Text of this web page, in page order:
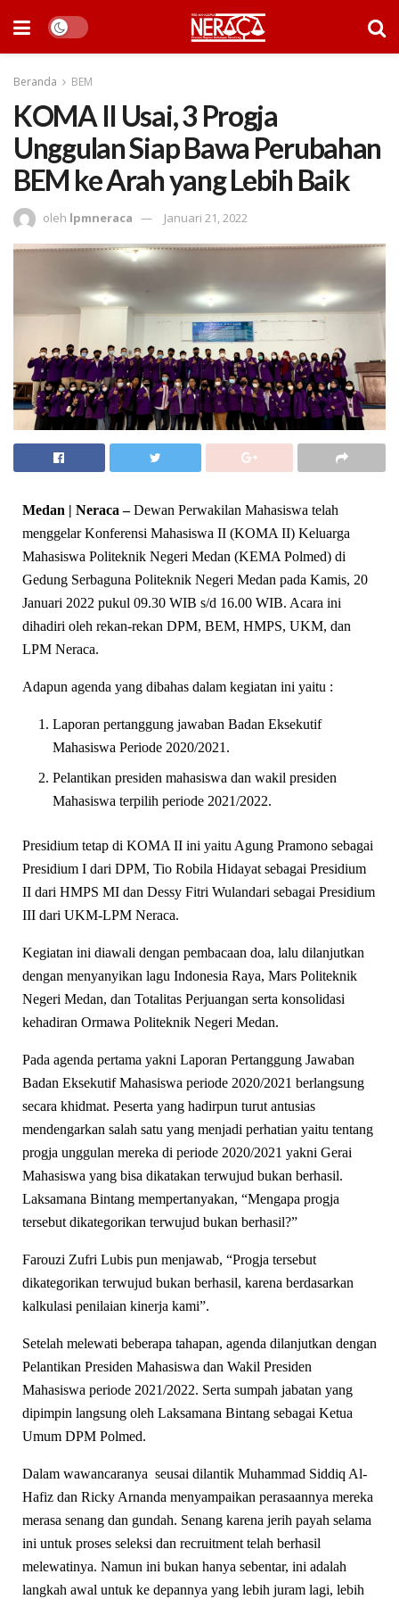
Beranda BEM
KOMA II Usai, 3 Progja
Unggulan Siap Bawa Perubahan
BEM ke Arah yang Lebih Baik
oleh lpmneraca Januari 21, 2022
Medan | Neraca –Dewan Perwakilan Mahasiswa telah
menggelar Konferensi Mahasiswa II (KOMA II) Keluarga
Mahasiswa Politeknik Negeri Medan (KEMA Polmed) di
Gedung Serbaguna Politeknik Negeri Medan pada Kamis, 20
Januari 2022 pukul 09.30 WIB s/d 16.00 WIB. Acara ini
dihadiri oleh rekan-rekan DPM, BEM, HMPS, UKM, dan
LPM Neraca.
Adapun agenda yang dibahas dalam kegiatan ini yaitu :
Laporan pertanggung jawaban Badan Eksekutif
Mahasiswa Periode 2020/2021.
Pelantikan presiden mahasiswa dan wakil presiden
Mahasiswa terpilih periode 2021/2022.
Presidium tetap di KOMA II ini yaitu Agung Pramono sebagai
Presidium I dari DPM, Tio Robila Hidayat sebagai Presidium
II dari HMPS MI dan Dessy Fitri Wulandari sebagai Presidium
III dari UKM-LPM Neraca.
Kegiatan ini diawali dengan pembacaan doa, lalu dilanjutkan
dengan menyanyikan lagu Indonesia Raya, Mars Politeknik
Negeri Medan, dan Totalitas Perjuangan serta konsolidasi
kehadiran Ormawa Politeknik Negeri Medan.
Pada agenda pertama yakni Laporan Pertanggung Jawaban
Badan Eksekutif Mahasiswa periode 2020/2021 berlangsung
secara khidmat. Peserta yang hadirpun turut antusias
mendengarkan salah satu yang menjadi perhatian yaitu tentang
progja unggulan mereka di periode 2020/2021 yakni Gerai
Mahasiswa yang bisa dikatakan terwujud bukan berhasil.
Laksamana Bintang mempertanyakan, “Mengapa progja
tersebut dikategorikan terwujud bukan berhasil?”
Farouzi Zufri Lubis pun menjawab, “Progja tersebut
dikategorikan terwujud bukan berhasil, karena berdasarkan
kalkulasi penilaian kinerja kami”.
Setelah melewati beberapa tahapan, agenda dilanjutkan dengan
Pelantikan Presiden Mahasiswa dan Wakil Presiden
Mahasiswa periode 2021/2022. Serta sumpah jabatan yang
dipimpin langsung oleh Laksamana Bintang sebagai Ketua
Umum DPM Polmed.
Dalam wawancaranya seusai dilantik Muhammad Siddiq Al-
Hafiz dan Ricky Arnanda menyampaikan perasaannya mereka
merasa senang dan gundah. Senang karena jerih payah selama
ini untuk proses seleksi dan recruitment telah berhasil
melewatinya. Namun ini bukan hanya sebentar, ini adalah
langkah awal untuk ke depannya yang lebih juram lagi, lebih